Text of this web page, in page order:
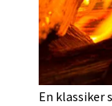
En klassiker